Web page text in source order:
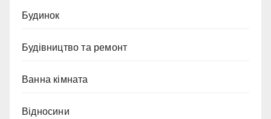
Будинок
Будівництво та ремонт
Ванна кімната
Відносини